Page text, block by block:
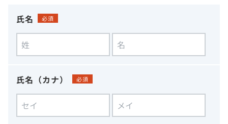
氏名 必須
氏名（カナ） 必須